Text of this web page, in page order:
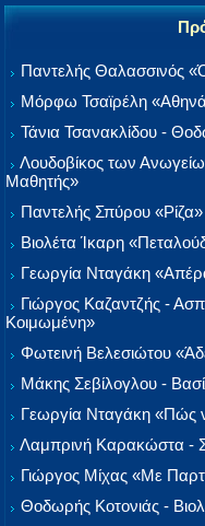
Παντελής Θαλασσινός
Μόρφω Τσαϊρέλη
Τάνια Τσανακλίδου -
Λουδοβίκος των
Μαθητής»
Παντελής Σπύρου
Βιολέτα Ίκαρη
Γεωργία Νταγάκη
Γιώργος Καζαντζής -
Κοιμωμένη»
Φωτεινή Βελεσιώτου
Μάκης Σεβίλογλου -
Γεωργία Νταγάκη «Πώς
Λαμπρινή Καρακώστα -
Γιώργος Μίχας «Με
Θοδωρής Κοτονιάς -